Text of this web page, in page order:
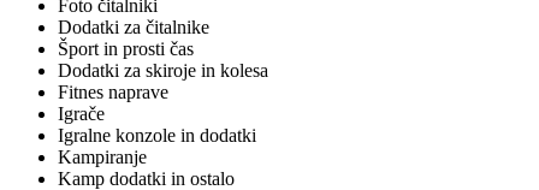
Foto čitalniki
Dodatki za čitalnike
Šport in prosti čas
Dodatki za skiroje in kolesa
Fitnes naprave
Igrače
Igralne konzole in dodatki
Kampiranje
Kamp dodatki in ostalo